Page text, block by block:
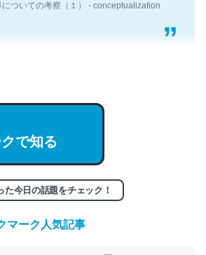
いので貴重な良記事。/続編来た
entry/2023/03/27
についての考察（１） - conceptualization
で知る
た今日の話題をチェック！
マーク人気記事